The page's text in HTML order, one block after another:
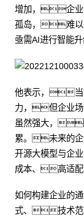
增加，企业
孤岛，难以
亟需AI进行智能
他表示，当
力，但企业
虽然强大，
累。未来的企
开源大模型与企
成本、高适
如何构建企业的
式、技术范